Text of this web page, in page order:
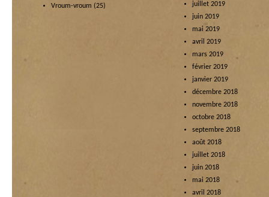
Vroum-vroum (25)
juillet 2019
juin 2019
mai 2019
avril 2019
mars 2019
février 2019
janvier 2019
décembre 2018
novembre 2018
octobre 2018
septembre 2018
août 2018
juillet 2018
juin 2018
mai 2018
avril 2018